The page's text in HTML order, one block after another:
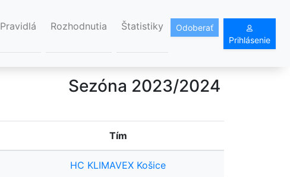
Pravidlá Rozhodnutia Štatistiky
Odoberať
Prihlásenie
Sezóna 2023/2024
Tím
HC KLIMAVEX Košice